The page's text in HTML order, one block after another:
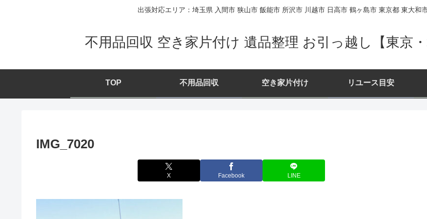
出張対応エリア：埼玉県 入間市 狭山市 飯能市 所沢市 川越市 日高市 鶴ヶ島市 東京都 東大和
不用品回収 空き家片付け 遺品整理 お引っ越し【東京
TOP 不用品回収 空き家片付け リユース目安
IMG_7020
X Facebook LINE